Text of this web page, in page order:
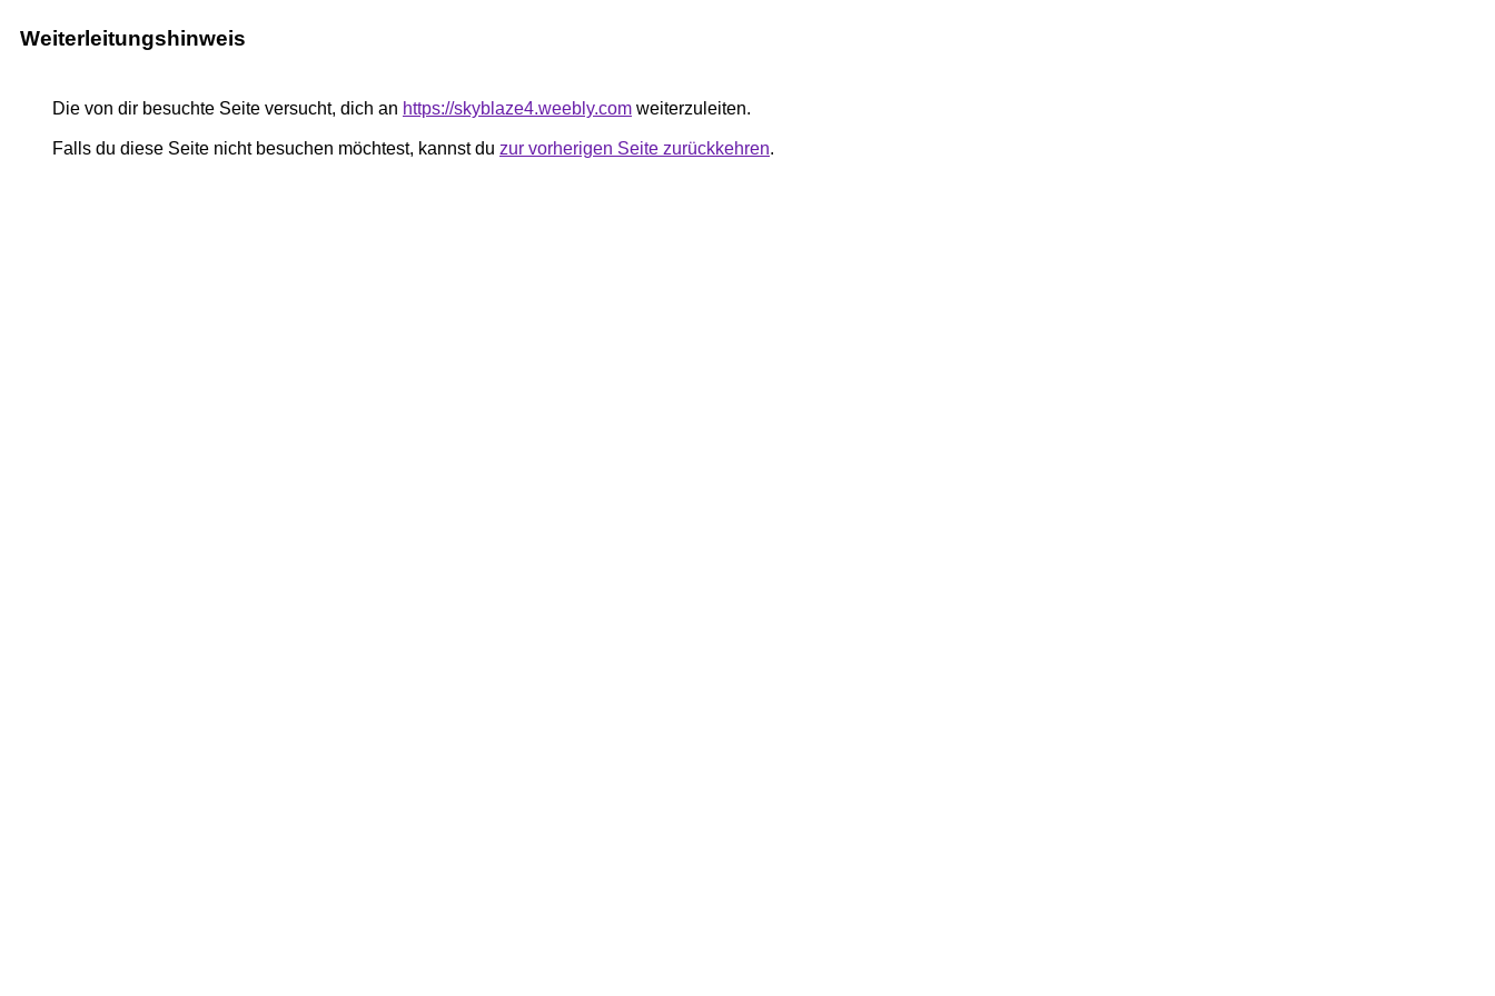
Weiterleitungshinweis
Die von dir besuchte Seite versucht, dich an https://skyblaze4.weebly.com weiterzuleiten.
Falls du diese Seite nicht besuchen möchtest, kannst du zur vorherigen Seite zurückkehren.